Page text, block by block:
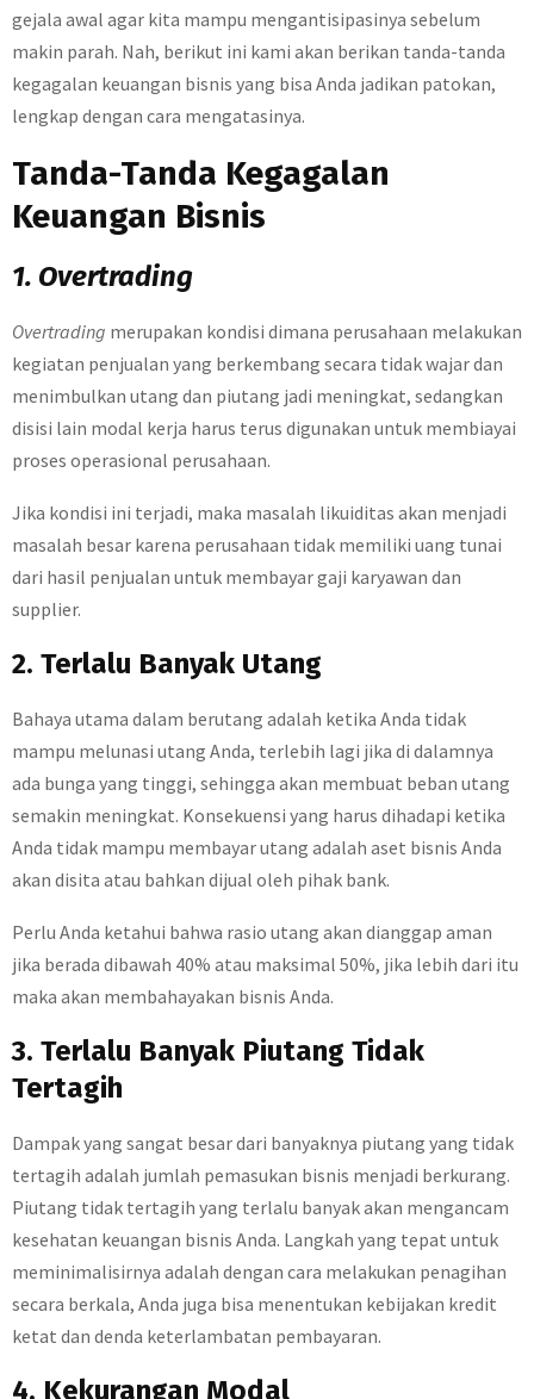
gejala awal agar kita mampu mengantisipasinya sebelum
makin parah. Nah, berikut ini kami akan berikan tanda-tanda
kegagalan keuangan bisnis yang bisa Anda jadikan patokan,
lengkap dengan cara mengatasinya.
Tanda-Tanda Kegagalan
Keuangan Bisnis
1. Overtrading
Overtrading merupakan kondisi dimana perusahaan melakukan
kegiatan penjualan yang berkembang secara tidak wajar dan
menimbulkan utang dan piutang jadi meningkat, sedangkan
disisi lain modal kerja harus terus digunakan untuk membiayai
proses operasional perusahaan.
Jika kondisi ini terjadi, maka masalah likuiditas akan menjadi
masalah besar karena perusahaan tidak memiliki uang tunai
dari hasil penjualan untuk membayar gaji karyawan dan
supplier.
2. Terlalu Banyak Utang
Bahaya utama dalam berutang adalah ketika Anda tidak
mampu melunasi utang Anda, terlebih lagi jika di dalamnya
ada bunga yang tinggi, sehingga akan membuat beban utang
semakin meningkat. Konsekuensi yang harus dihadapi ketika
Anda tidak mampu membayar utang adalah aset bisnis Anda
akan disita atau bahkan dijual oleh pihak bank.
Perlu Anda ketahui bahwa rasio utang akan dianggap aman
jika berada dibawah 40% atau maksimal 50%, jika lebih dari itu
maka akan membahayakan bisnis Anda.
3. Terlalu Banyak Piutang Tidak
Tertagih
Dampak yang sangat besar dari banyaknya piutang yang tidak
tertagih adalah jumlah pemasukan bisnis menjadi berkurang.
Piutang tidak tertagih yang terlalu banyak akan mengancam
kesehatan keuangan bisnis Anda. Langkah yang tepat untuk
meminimalisirnya adalah dengan cara melakukan penagihan
secara berkala, Anda juga bisa menentukan kebijakan kredit
ketat dan denda keterlambatan pembayaran.
4. Kekurangan Modal